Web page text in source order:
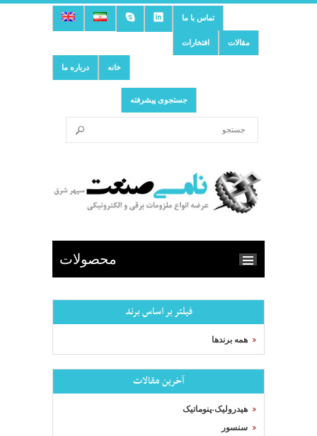
تماس با ما
افتخارات مقالات
درباره ما خانه
جستجوی پیشرفته
محصولات
فیلتر بر اساس برند
همه برندها
آخرین مقالات
هیدرولیک-پنوماتیک
سنسور